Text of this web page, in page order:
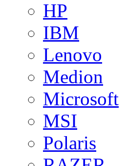
HP
IBM
Lenovo
Medion
Microsoft
MSI
Polaris